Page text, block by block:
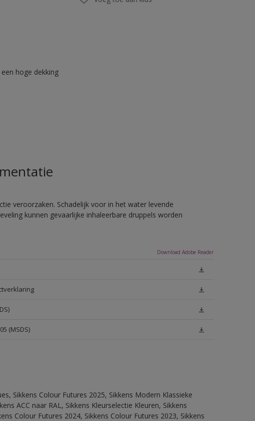
hoge dekking
veroorzaken. Schadelijk voor in het water levende
kunnen gevaarlijke inhaleerbare druppels worden
Download Adobe Reader
(MSDS)
Sikkens Colour Futures 2025, Sikkens Modern Klassieke
ACC naar RAL, Sikkens Kleurselectie Kleuren, Sikkens
Colour Futures 2024, Sikkens Colour Futures 2023, Sikkens